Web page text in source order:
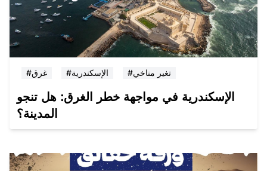
#غرق #الإسكندرية #تغير مناخي
الإسكندرية في مواجهة خطر الغرق: هل تنجو
المدينة؟